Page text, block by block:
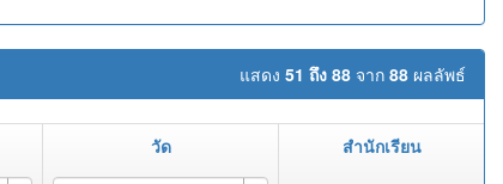
แสดง 51 ถึง 88 จาก 88 ผลลัพธ์
วัด สำนักเรียน